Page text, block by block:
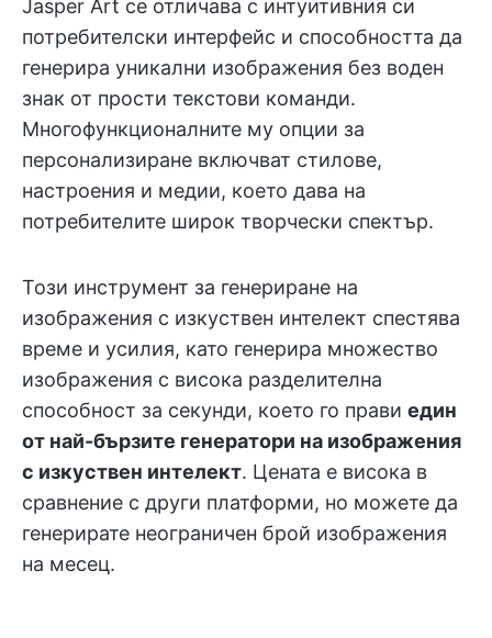
Jasper Art се отличава с интуитивния си
потребителски интерфейс и способността да
генерира уникални изображения без воден
знак от прости текстови команди.
Многофункционалните му опции за
персонализиране включват стилове,
настроения и медии, което дава на
потребителите широк творчески спектър.
Този инструмент за генериране на
изображения с изкуствен интелект спестява
време и усилия, като генерира множество
изображения с висока разделителна
способност за секунди, което го прави един
от най-бързите генератори на изображения
с изкуствен интелект. Цената е висока в
сравнение с други платформи, но можете да
генерирате неограничен брой изображения
на месец.